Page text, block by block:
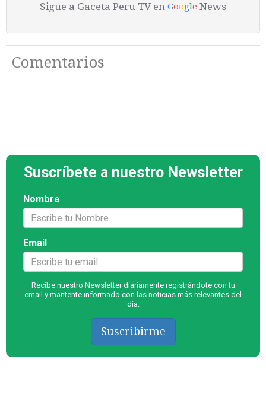
Sigue a Gaceta Peru TV en Google News
Comentarios
Suscríbete a nuestro Newsletter
Nombre
Email
Recibe nuestro Newsletter diariamente registrándote con tu
email y mantente informado con las noticias más relevantes del
día.
Suscribirme